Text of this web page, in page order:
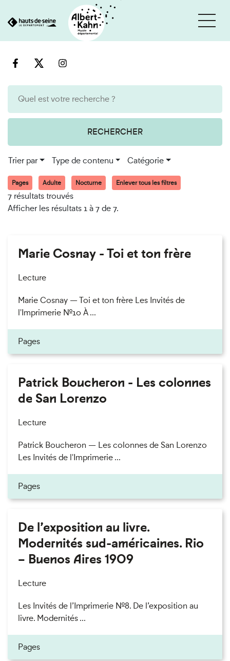
au
RECHERCHER
Trier par Type de contenu Catégorie
Pages Adulte Nocturne Enlever tous les filtres
7 résultats trouvés
Afficher les résultats 1 à 7 de 7.
Marie Cosnay - Toi et ton frère
Lecture
Marie Cosnay — Toi et ton frère Les Invités de
l'Imprimerie n°10 À ...
Pages
Patrick Boucheron - Les colonnes
de San Lorenzo
Lecture
Patrick Boucheron — Les colonnes de San Lorenzo
Les Invités de l'Imprimerie ...
Pages
De l’exposition au livre.
Modernités sud-américaines. Rio
– Buenos Aires 1909
Lecture
Les Invités de l’Imprimerie n°8. De l’exposition au
livre. Modernités ...
Pages
Cookies et traceurs utilisés sur ce site